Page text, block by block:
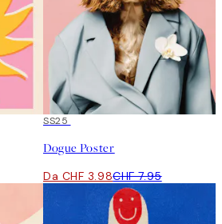
50%*
SS25
Dogue Poster
Da CHF 3.98CHF 7.95